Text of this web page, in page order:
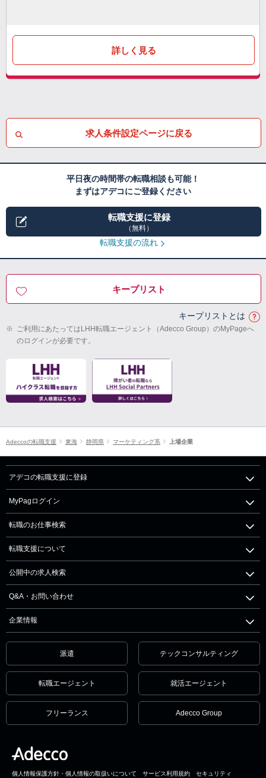
詳しく見る
求人条件設定ページに戻る
平日夜の時間帯の転職相談も可能！
まずはアデコにご登録ください
転職支援に登録
（無料）
転職支援の流れ
キープリスト
キープリストとは
※ ご利用にあたってはLHH転職エージェント（Adecco Group）のMyPageへ
のログインが必要です。
Adeccoの転職支援 東海 静岡県 マーケティング系 上場企業
アデコの転職支援に登録
MyPagログイン
転職のお仕事検索
転職支援について
公開中の求人検索
Q&A・お問い合わせ
企業情報
派遣 テックコンサルティング
転職エージェント 就活エージェント
フリーランス Adecco Group
個人情報保護方針・個人情報の取扱いについて サービス利用規約 セキュリティ